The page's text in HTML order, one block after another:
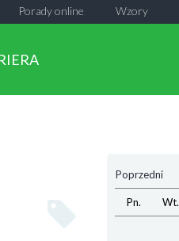
Wzory
Porady online
Poprzedni
Pn. Wt.